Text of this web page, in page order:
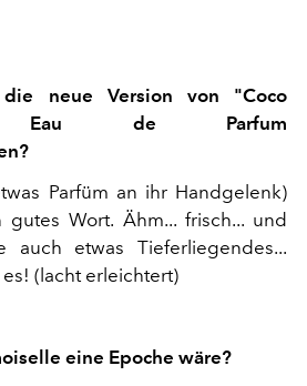
neue Version von "Coco
Eau de Parfum
Parfüm an ihr Handgelenk)
gutes Wort. Ähm... frisch... und
auch etwas Tieferliegendes...
(lacht erleichtert)
eine Epoche wäre?